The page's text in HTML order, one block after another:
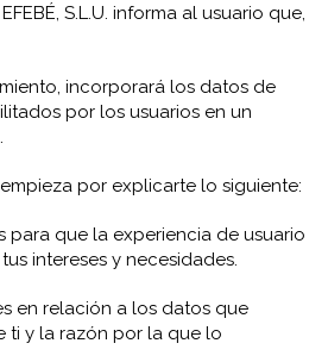
EFEBÉ, S.L.U. informa al usuario que,
incorporará los datos de
por los usuarios en un
por explicarte lo siguiente:
para que la experiencia de usuario
intereses y necesidades.
en relación a los datos que
ti y la razón por la que lo